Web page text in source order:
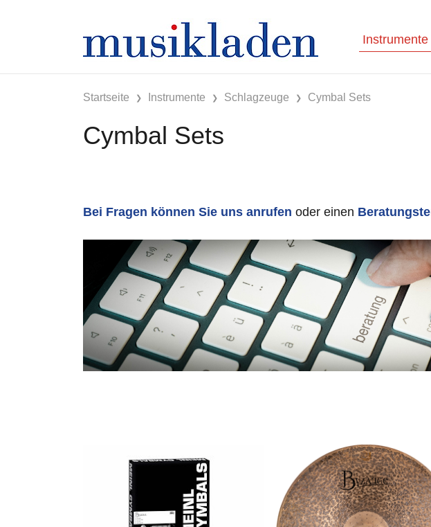
Instrumente
Startseite Instrumente Schlagzeuge Cymbal Sets
Cymbal Sets
Bei Fragen können Sie uns anrufen oder einen